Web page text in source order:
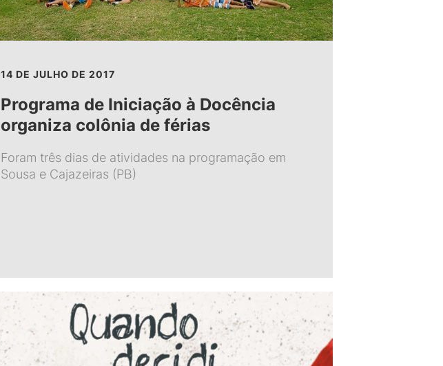
14 DE JULHO DE 2017
Programa de Iniciação à Docência
organiza colônia de férias
Foram três dias de atividades na programação em
Sousa e Cajazeiras (PB)